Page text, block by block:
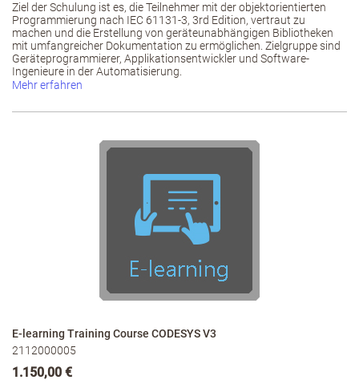
Ziel der Schulung ist es, die Teilnehmer mit der objektorientierten
Programmierung nach IEC 61131-3, 3rd Edition, vertraut zu
machen und die Erstellung von geräteunabhängigen Bibliotheken
mit umfangreicher Dokumentation zu ermöglichen. Zielgruppe sind
Geräteprogrammierer, Applikationsentwickler und Software-
Ingenieure in der Automatisierung.
Mehr erfahren
E-learning Training Course CODESYS V3
2112000005
1.150,00 €